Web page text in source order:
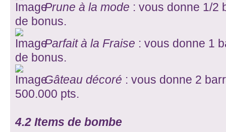
Prune à la mode : vous donne 1/2
de bonus.
Parfait à la Fraise : vous donne 1
de bonus.
Gâteau décoré : vous donne 2
500.000 pts.
4.2 Items de bombe